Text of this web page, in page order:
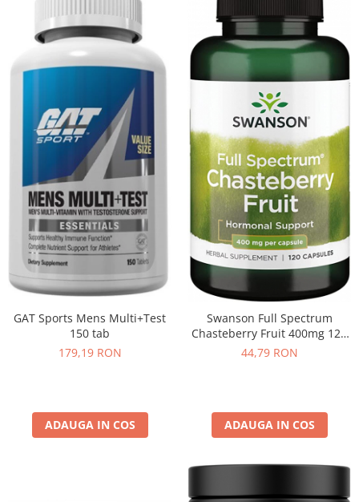
GAT Sports Mens Multi+Test
150 tab
179,19 RON
ADAUGA IN COS
Swanson Full Spectrum
Chasteberry Fruit 400mg 120
caps
44,79 RON
ADAUGA IN COS